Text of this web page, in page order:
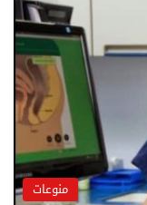
منوعات